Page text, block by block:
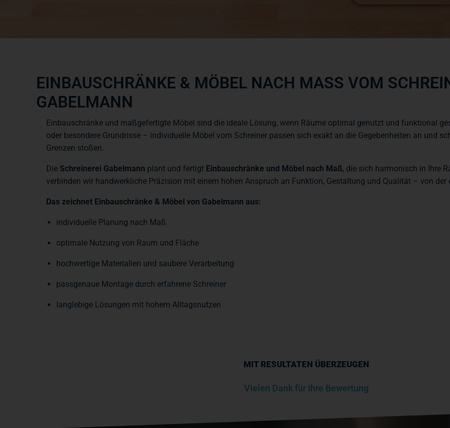
EINBAUSCHRÄNKE & MÖBEL NACH MASS VOM
ABELMANN
Einbauschränke und maßgefertigte Möbel sind die ideale Lösung, wenn Räume optimal genutzt und funktional
oder besondere Grundrisse – individuelle Möbel vom Schreiner passen sich exakt an die Gegebenheiten an und
Grenzen stoßen.
Die Schreinerei Gabelmann plant und fertigt Einbauschränke und Möbel nach Maß, die sich harmonisch in Ihre
verbinden wir handwerkliche Präzision mit einem hohen Anspruch an Funktion, Gestaltung und Qualität – von
Das zeichnet Einbauschränke & Möbel von Gabelmann aus:
individuelle Planung nach Maß
optimale Nutzung von Raum und Fläche
hochwertige Materialien und saubere Verarbeitung
passgenaue Montage durch erfahrene Schreiner
langlebige Lösungen mit hohem Alltagsnutzen
MIT RESULTATEN ÜBERZEUGEN
Vielen Dank für Ihre Bewertung